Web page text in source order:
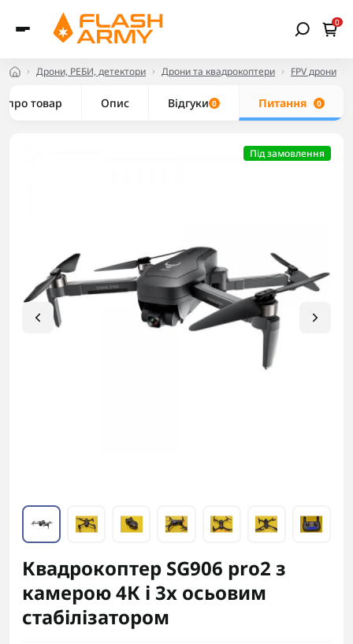
0
Дрони, РЕБИ, детектори Дрони та квадрокоптери FPV дрони
про товар Опис Відгуки 0 Питання 0
Під замовлення
Квадрокоптер SG906 pro2 з
камерою 4К і 3х осьовим
стабілізатором